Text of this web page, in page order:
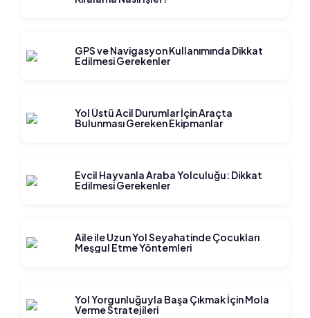
GPS ve Navigasyon Kullanımında Dikkat
Edilmesi Gerekenler
Yol Üstü Acil Durumlar İçin Araçta
Bulunması Gereken Ekipmanlar
Evcil Hayvanla Araba Yolculuğu: Dikkat
Edilmesi Gerekenler
Aile ile Uzun Yol Seyahatinde Çocukları
Meşgul Etme Yöntemleri
Yol Yorgunluğuyla Başa Çıkmak İçin Mola
Verme Stratejileri